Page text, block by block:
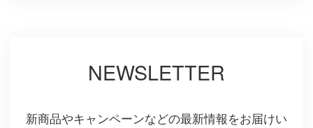
NEWSLETTER
新商品やキャンペーンなどの最新情報をお届けい